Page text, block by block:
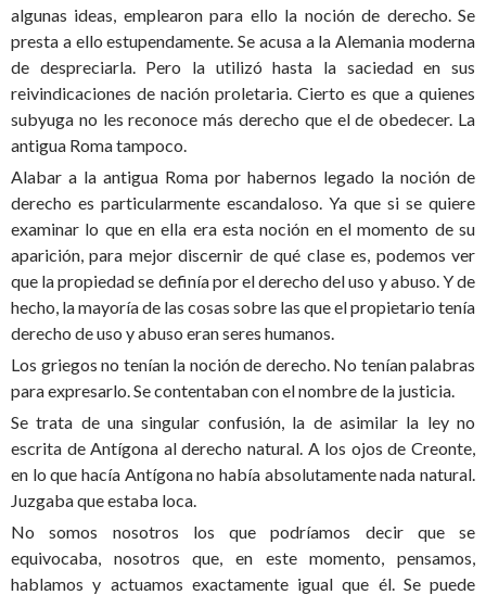
algunas ideas, emplearon para ello la noción de derecho. Se
presta a ello estupendamente. Se acusa a la Alemania moderna
de despreciarla. Pero la utilizó hasta la saciedad en sus
reivindicaciones de nación proletaria. Cierto es que a quienes
subyuga no les reconoce más derecho que el de obedecer. La
antigua Roma tampoco.
Alabar a la antigua Roma por habernos legado la noción de
derecho es particularmente escandaloso. Ya que si se quiere
examinar lo que en ella era esta noción en el momento de su
aparición, para mejor discernir de qué clase es, podemos ver
que la propiedad se definía por el derecho del uso y abuso. Y de
hecho, la mayoría de las cosas sobre las que el propietario tenía
derecho de uso y abuso eran seres humanos.
Los griegos no tenían la noción de derecho. No tenían palabras
para expresarlo. Se contentaban con el nombre de la justicia.
Se trata de una singular confusión, la de asimilar la ley no
escrita de Antígona al derecho natural. A los ojos de Creonte,
en lo que hacía Antígona no había absolutamente nada natural.
Juzgaba que estaba loca.
No somos nosotros los que podríamos decir que se
equivocaba, nosotros que, en este momento, pensamos,
hablamos y actuamos exactamente igual que él. Se puede